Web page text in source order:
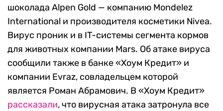
шоколада Alpen Gold — компанию Mondelez
International и производителя косметики Nivea.
Вирус проник и в IT-системы сегмента кормов
для животных компании Mars. Об атаке вируса
сообщили также в банке «Хоум Кредит» и
компании Evraz, совладельцем которой
является Роман Абрамович. В «Хоум Кредит»
рассказали, что вирусная атака затронула все